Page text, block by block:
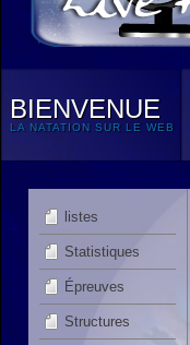
BIENVENUE
LA NATATION SUR LE WEB
listes
Statistiques
Épreuves
Structures